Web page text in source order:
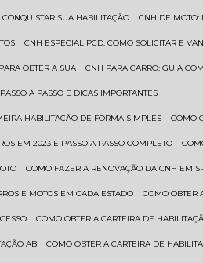
SUA HABILITAÇÃO CNH DE
CNH ESPECIAL PCD: COMO SOLICITAR E
OBTER A SUA CNH PARA CARRO: GUIA
A PASSO E DICAS IMPORTANTES
HABILITAÇÃO DE FORMA SIMPLES COMO
EM 2023 E PASSO A PASSO COMPLETO
COMO FAZER A RENOVAÇÃO DA CNH EM
E MOTOS EM CADA ESTADO COMO
COMO OBTER A CARTEIRA DE
AB COMO OBTER A CARTEIRA DE